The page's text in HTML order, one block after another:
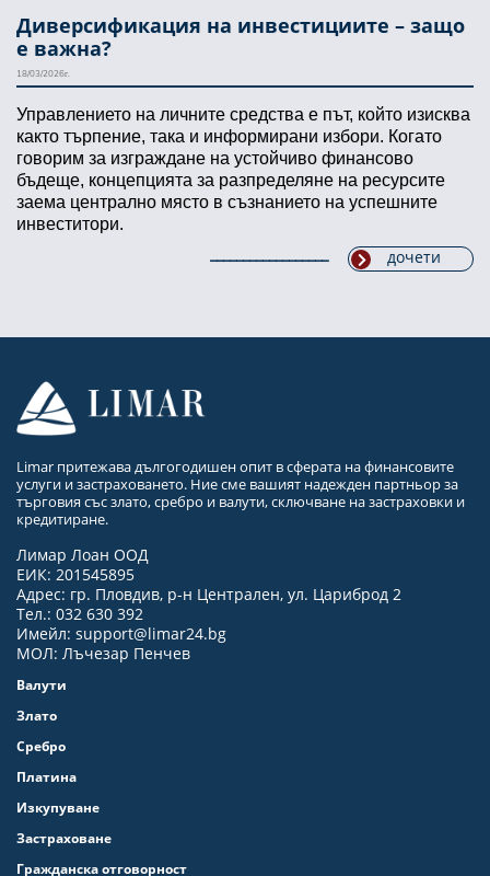
Диверсификация на инвестициите – защо
е важна?
18/03/2026г.
Управлението на личните средства е път, който изисква
както търпение, така и информирани избори. Когато
говорим за изграждане на устойчиво финансово
бъдеще, концепцията за разпределяне на ресурсите
заема централно място в съзнанието на успешните
инвеститори.
дочети
Limar притежава дългогодишен опит в сферата на финансовите
услуги и застраховането. Ние сме вашият надежден партньор за
търговия със злато, сребро и валути, сключване на застраховки и
кредитиране.
Лимар Лоан ООД
ЕИК: 201545895
Адрес: гр. Пловдив, р-н Централен, ул. Цариброд 2
Тел.: 032 630 392
Имейл: support@limar24.bg
МОЛ: Лъчезар Пенчев
Валути
Злато
Сребро
Платина
Изкупуване
Застраховане
Гражданска отговорност